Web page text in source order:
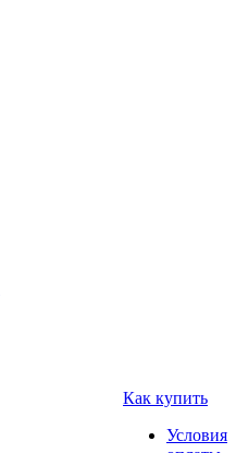
Как купить
Условия